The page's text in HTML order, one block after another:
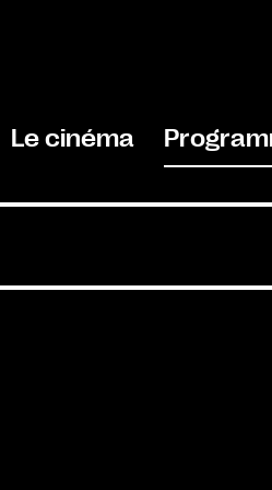
Le cinéma